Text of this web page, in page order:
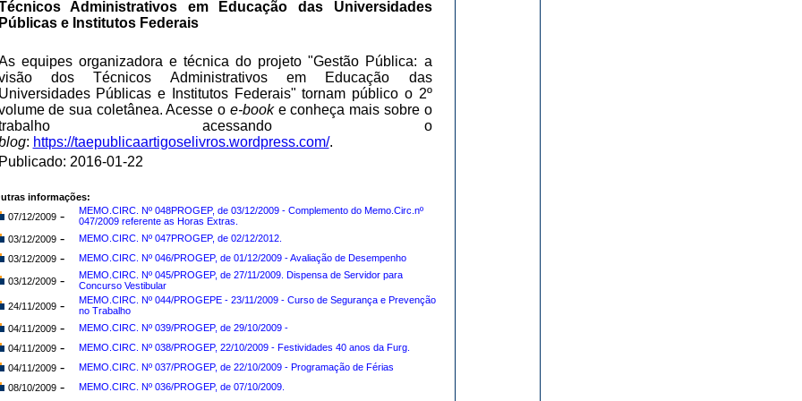
Administrativos em Educação das Universidades
e Institutos Federais
equipes organizadora e técnica do projeto "Gestão Pública: a
dos Técnicos Administrativos em Educação das
Públicas e Institutos Federais" tornam público o 2º
de sua coletânea. Acesse o e-booke conheça mais sobre o
acessando o
: https://taepublicaartigoselivros.wordpress.com/.
2016-01-22
informações:
07/12/2009-
MEMO.CIRC. Nº 048PROGEP, de 03/12/2009 - Complemento do Memo.Circ.nº
047/2009 referente as Horas Extras.
03/12/2009-
MEMO.CIRC. Nº 047PROGEP, de 02/12/2012.
03/12/2009- MEMO.CIRC. Nº 046/PROGEP, de 01/12/2009 - Avaliação de Desempenho
03/12/2009-
MEMO.CIRC. Nº 045/PROGEP, de 27/11/2009. Dispensa de Servidor para
Concurso Vestibular
24/11/2009-
MEMO.CIRC. Nº 044/PROGEPE - 23/11/2009 - Curso de Segurança e Prevenção
no Trabalho
04/11/2009-
MEMO.CIRC. Nº 039/PROGEP, de 29/10/2009 -
04/11/2009-
MEMO.CIRC. Nº 038/PROGEP, 22/10/2009 - Festividades 40 anos da Furg.
04/11/2009-
MEMO.CIRC. Nº 037/PROGEP, de 22/10/2009 - Programação de Férias
08/10/2009- MEMO.CIRC. Nº 036/PROGEP, de 07/10/2009.